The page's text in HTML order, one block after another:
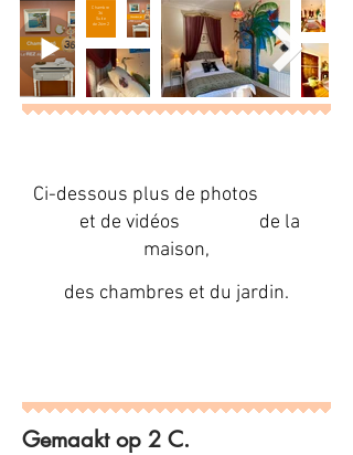
Chambre
36
Suite
de 26m2
Ci-dessous plus de photos
et de vidéos de la
maison,
des chambres et du jardin.
Gemaakt op 2 C.